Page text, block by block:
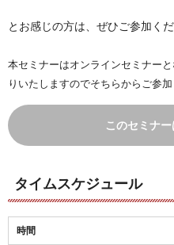
とお感じの方は、ぜひご参加くだ
本セミナーはオンラインセミナーと
りいたしますのでそちらからご参加
このセミナ
タイムスケジュール
時間